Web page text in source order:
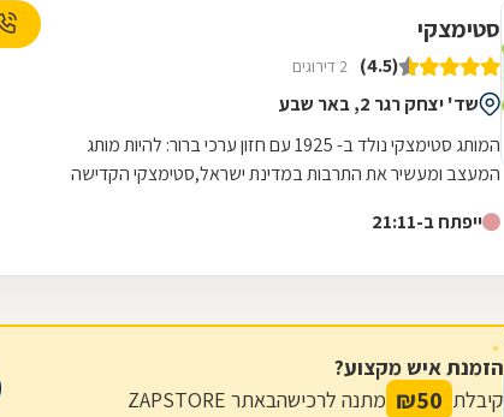
סטימצקי
(4.5) 2 דירוגים
שד' יצחק רגר 2, באר שבע
המותג סטימצקי נולד ב- 1925 עם חזון ערכי ברור: להיות מותג
המעצב ומעשיר את התרבות במדינת ישראל,סטימצקי הקדישה
ייפתח ב-21:11
הזמנת איש מקצוע?
קיבלת 50
₪ מתנה לרכישהבאתר ZAPSTORE